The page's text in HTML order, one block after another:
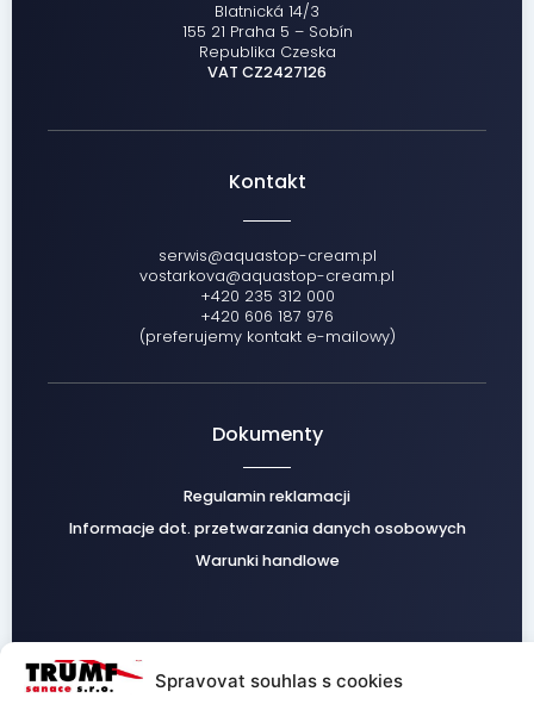
Spravovat souhlas s cookies
Blatnická 14/3
155 21 Praha 5 – Sobín
Republika Czeska
VAT CZ2427126
Kontakt
serwis@aquastop-cream.pl
vostarkova@aquastop-cream.pl
+420 235 312 000
+420 606 187 976
(preferujemy kontakt e-mailowy)
Dokumenty
Regulamin reklamacji
Informacje dot. przetwarzania danych osobowych
Warunki handlowe
Facebook Instagram